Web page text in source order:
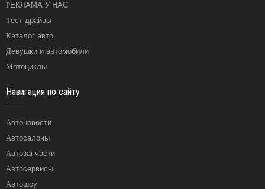
РЕКЛАМА У НАС
Тест-драйвы
Каталог авто
Девушки и автомобили
Мотоциклы
Навигация по сайту
Автоновости
Автосалоны
Автозапчасти
Автосервисы
Автошоу